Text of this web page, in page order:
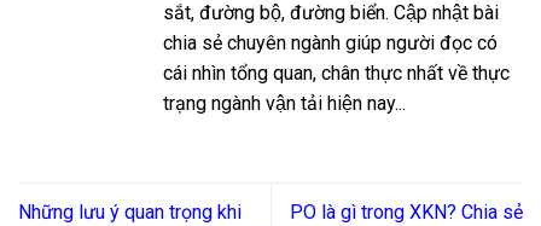
sắt, đường bộ, đường biển. Cập nhật bài
chia sẻ chuyên ngành giúp người đọc có
cái nhìn tổng quan, chân thực nhất về thực
trạng ngành vận tải hiện nay...
Những lưu ý quan trọng khi
PO là gì trong XKN? Chia sẻ